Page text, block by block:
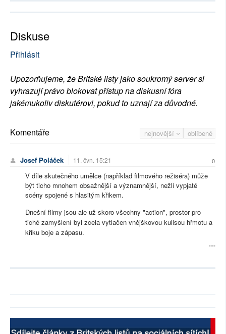
Diskuse
Přihlásit
Upozorňujeme, že Britské listy jako soukromý server si
vyhrazují právo blokovat přístup na diskusní fóra
jakémukoliv diskutérovi, pokud to uznají za důvodné.
nejnovější oblíbené
Komentáře
Josef Poláček 11. čvn. 15:21 0
V díle skutečného umělce (například filmového režiséra) může
být ticho mnohem obsažnější a významnější, nežli vypjaté
scény spojené s hlasitým křikem.
Dnešní filmy jsou ale už skoro všechny "action", prostor pro
tiché zamyšlení byl zcela vytlačen vnějškovou kulisou hřmotu a
křiku boje a zápasu.